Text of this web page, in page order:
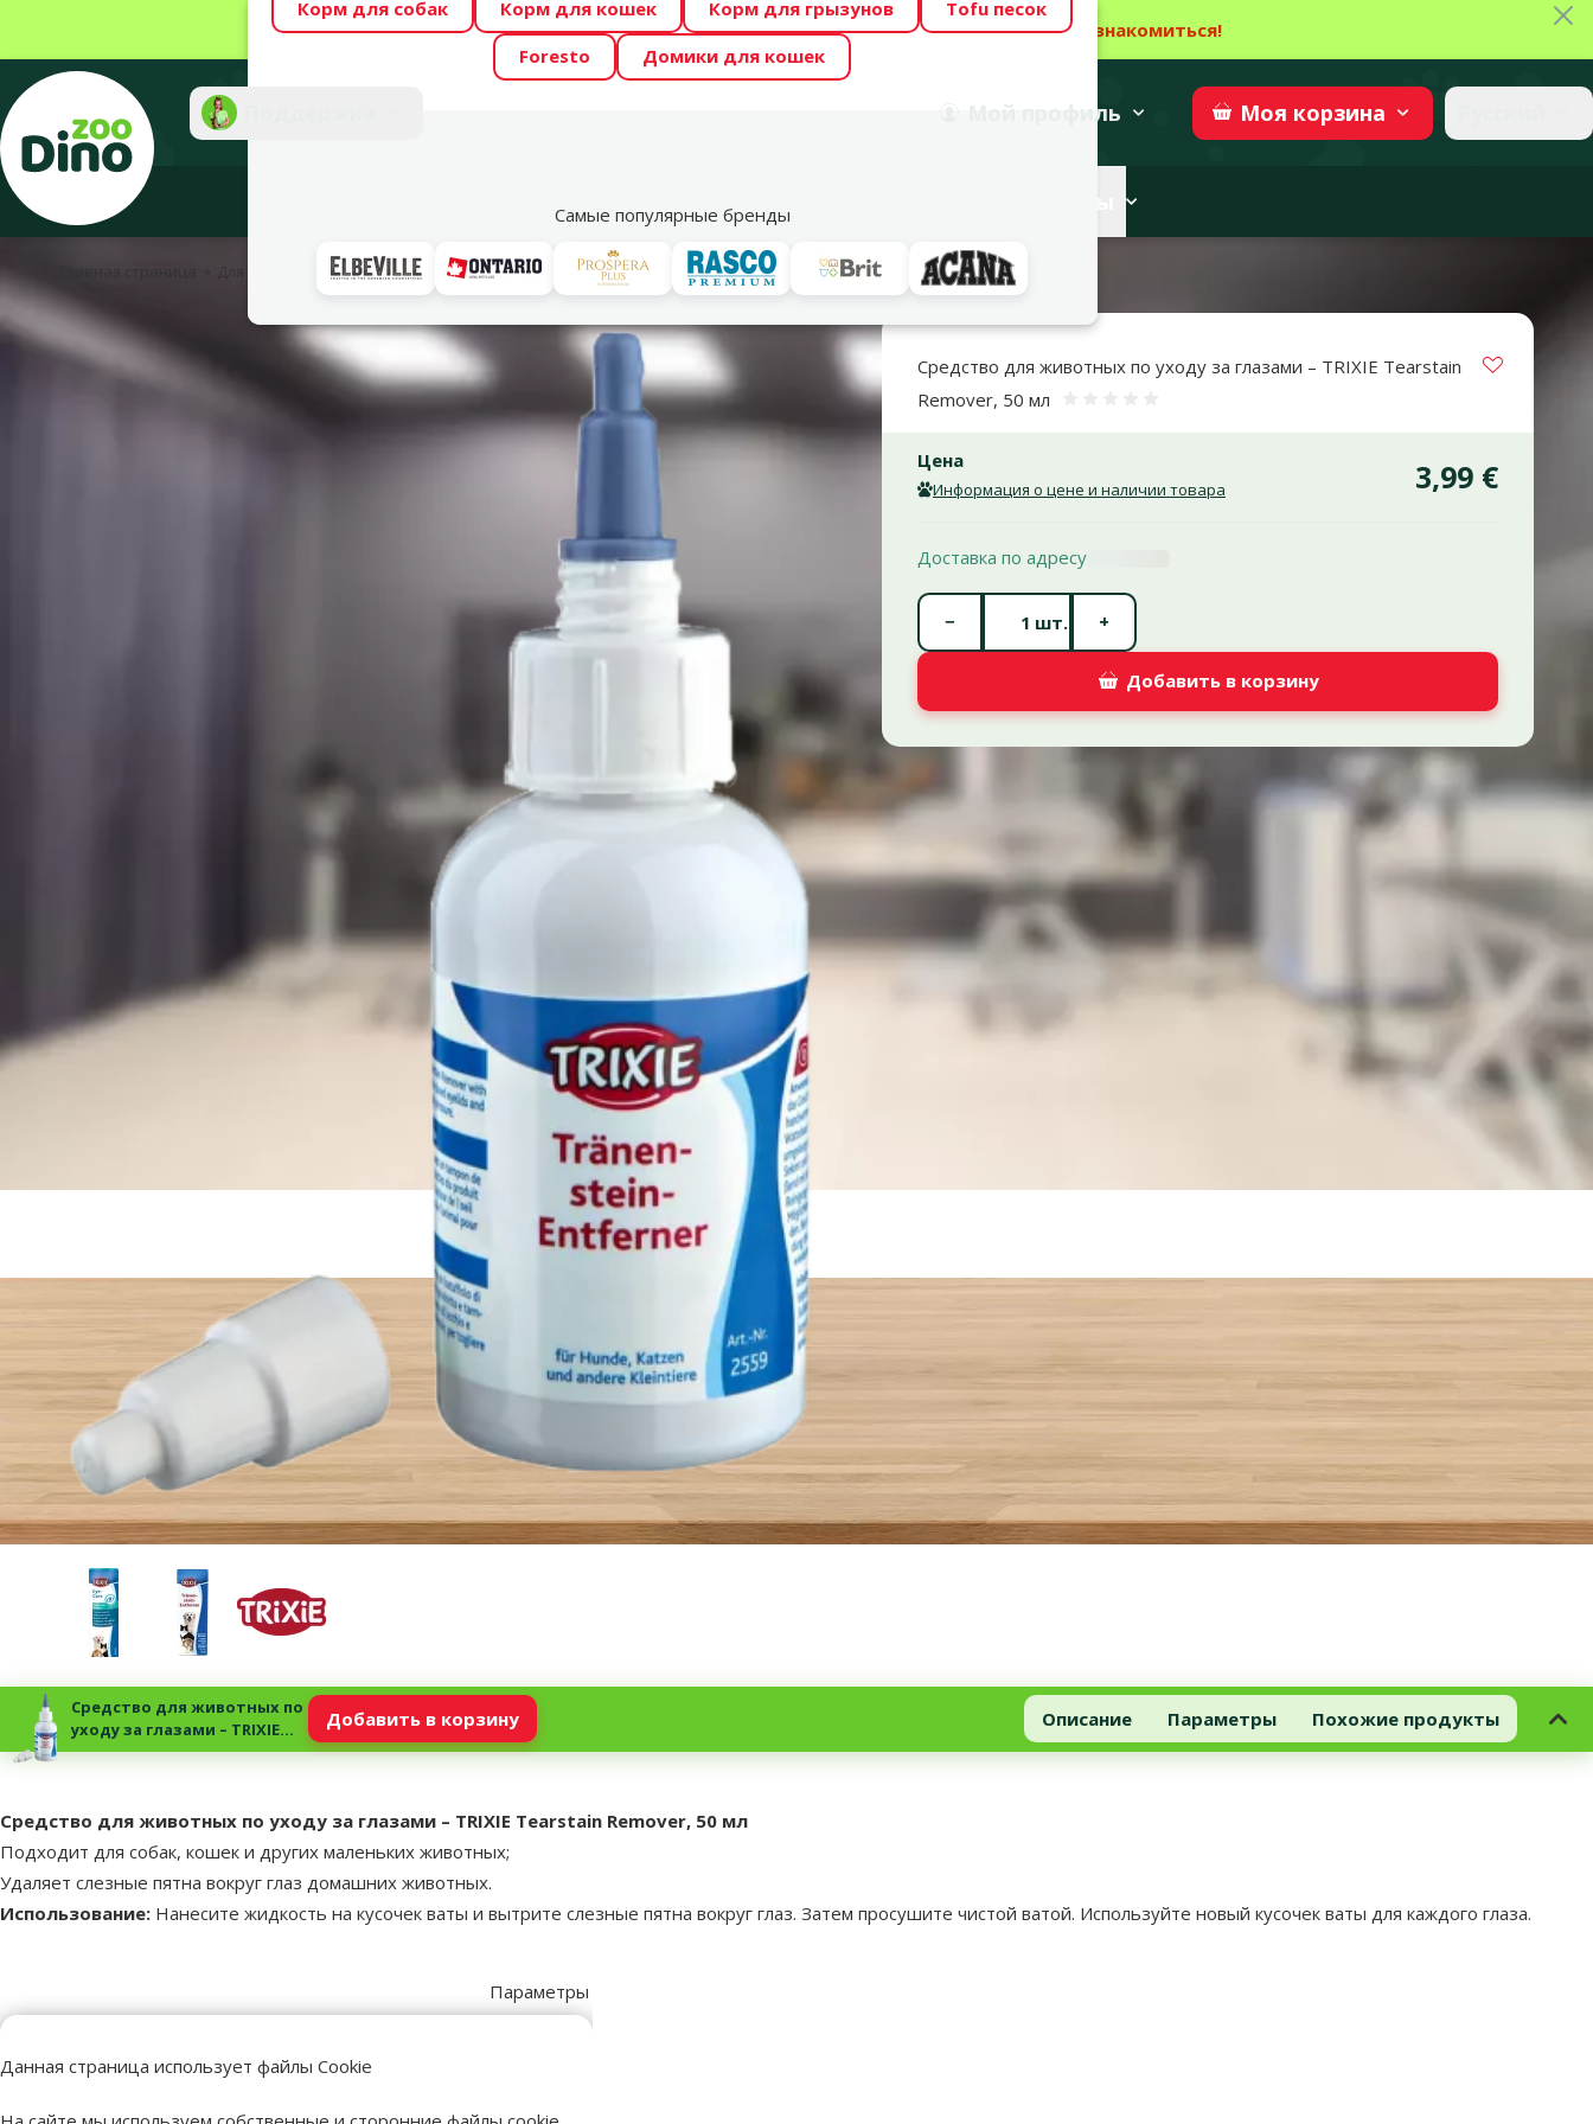
Весь месяц Dino Zoo предлагает отличные цены на ТОП-овые корма! 🍖 → Ознакомиться!
Фотоконкурс “GADA ŪSAIŅI”! Возможно Твой питомец станет звездой 2027 Участвовать
Данная страница использует файлы Cookie
профиль Моя корзина
Корм для собак Корм для кошек Корм для грызунов
Tofu песок
Foresto
Домики для кошек
Самые популярные бренды
Акции
Уход и гигиена Средства по уходу за глазами и ушами TRIXIE Tearstain Remover, 50 мл
Средство для животных по уходу за глазами – TRIXIE Tearstain
Remover, 50 мл
Цена
Информация о цене и наличии товара 3,99 €
Доставка по адресу
шт.
− +
Добавить в корзину
Средство для животных по
уходу за глазами – TRIXIE
Tearstain Remover, 50 мл
Добавить в корзину Описание Параметры Похожие продукты
superzoo.product.detail.content
Средство для животных по уходу за глазами – TRIXIE Tearstain Remover, 50 мл
Подходит для собак, кошек и других маленьких животных;
Удаляет слезные пятна вокруг глаз домашних животных.
Использование: Нанесите жидкость на кусочек ваты и вытрите слезные пятна вокруг глаз. Затем просушите чистой ватой. Используйте новый кусочек ваты для каждого глаза.
Параметры
Объем
50 ml
Номер в каталоге
85533
EAN
4011905025599